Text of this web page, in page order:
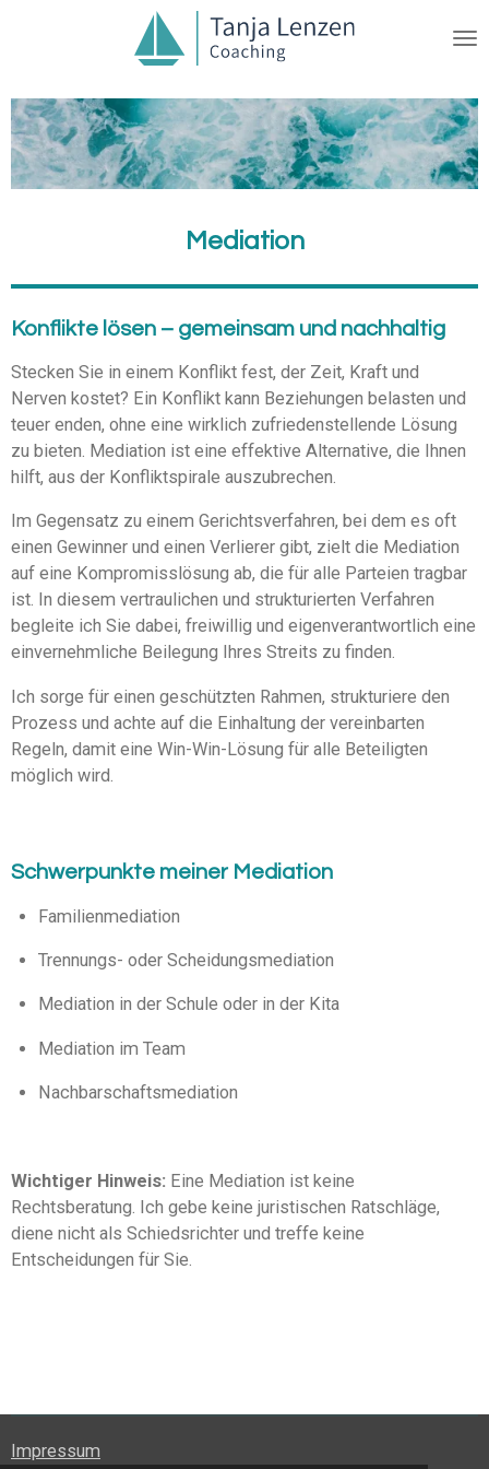
Mediation
Konflikte lösen – gemeinsam und nachhaltig
Stecken Sie in einem Konflikt fest, der Zeit, Kraft und
Nerven kostet? Ein Konflikt kann Beziehungen belasten und
teuer enden, ohne eine wirklich zufriedenstellende Lösung
zu bieten. Mediation ist eine effektive Alternative, die Ihnen
hilft, aus der Konfliktspirale auszubrechen.
Im Gegensatz zu einem Gerichtsverfahren, bei dem es oft
einen Gewinner und einen Verlierer gibt, zielt die Mediation
auf eine Kompromisslösung ab, die für alle Parteien tragbar
ist. In diesem vertraulichen und strukturierten Verfahren
begleite ich Sie dabei, freiwillig und eigenverantwortlich eine
einvernehmliche Beilegung Ihres Streits zu finden.
Ich sorge für einen geschützten Rahmen, strukturiere den
Prozess und achte auf die Einhaltung der vereinbarten
Regeln, damit eine Win-Win-Lösung für alle Beteiligten
möglich wird.
Schwerpunkte meiner Mediation
Familienmediation
Trennungs- oder Scheidungsmediation
Mediation in der Schule oder in der Kita
Mediation im Team
Nachbarschaftsmediation
Wichtiger Hinweis: Eine Mediation ist keine
Rechtsberatung. Ich gebe keine juristischen Ratschläge,
diene nicht als Schiedsrichter und treffe keine
Entscheidungen für Sie.
Impressum